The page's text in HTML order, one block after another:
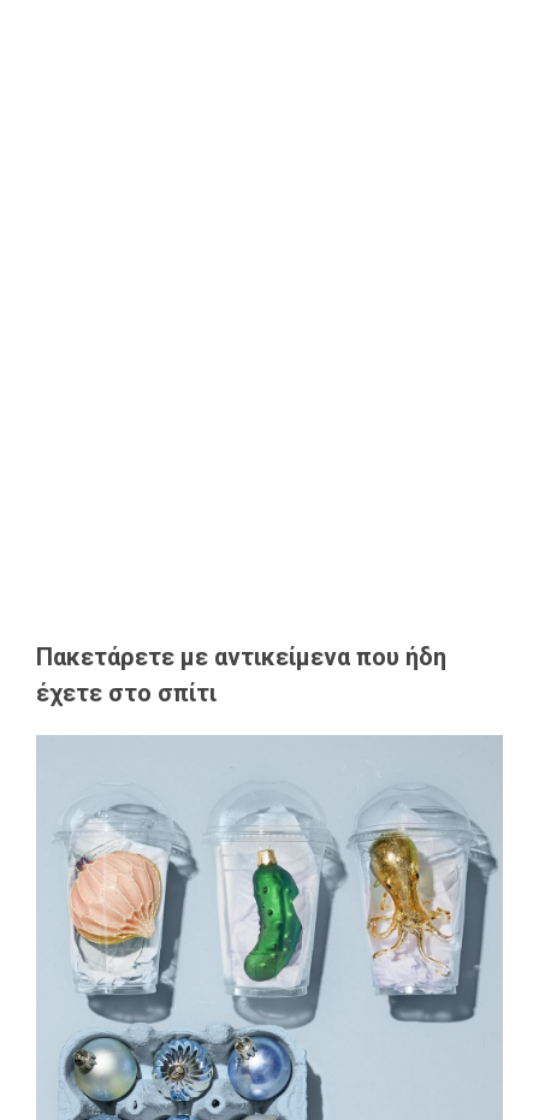
Πακετάρετε με αντικείμενα που ήδη
έχετε στο σπίτι